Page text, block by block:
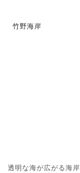
竹野海岸
透明な海が広がる海岸